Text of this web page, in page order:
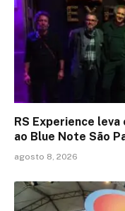
RS Experience
ao Blue Note São
agosto 8, 2026